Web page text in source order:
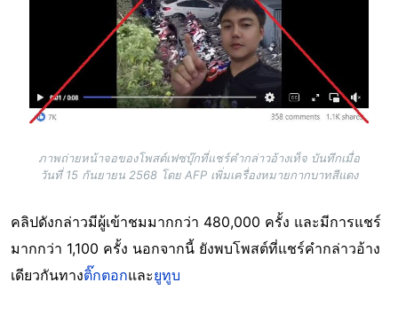
ภาพถ่ายหน้าจอของโพสต์เฟซบุ๊กที่แชร์คำกล่าวอ้างเท็จ บันทึกเมื่อ
วันที่ 15 กันยายน 2568 โดย AFP เพิ่มเครื่องหมายกากบาทสีแดง
คลิปดังกล่าวมีผู้เข้าชมมากกว่า 480,000 ครั้ง และมีการแชร์
มากกว่า 1,100 ครั้ง นอกจากนี้ ยังพบโพสต์ที่แชร์คำกล่าวอ้าง
เดียวกันทางติ๊กตอกและยูทูบ